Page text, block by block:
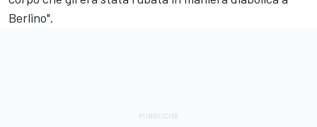
Berlino".